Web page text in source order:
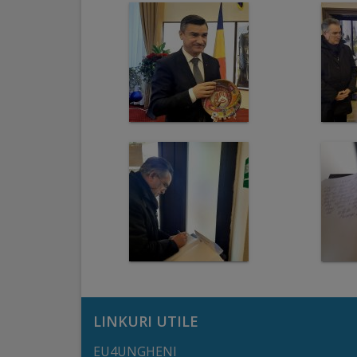
arhitecturale
Personalități
performanță
Galerie
video
LINKURI UTILE
EU4UNGHENI